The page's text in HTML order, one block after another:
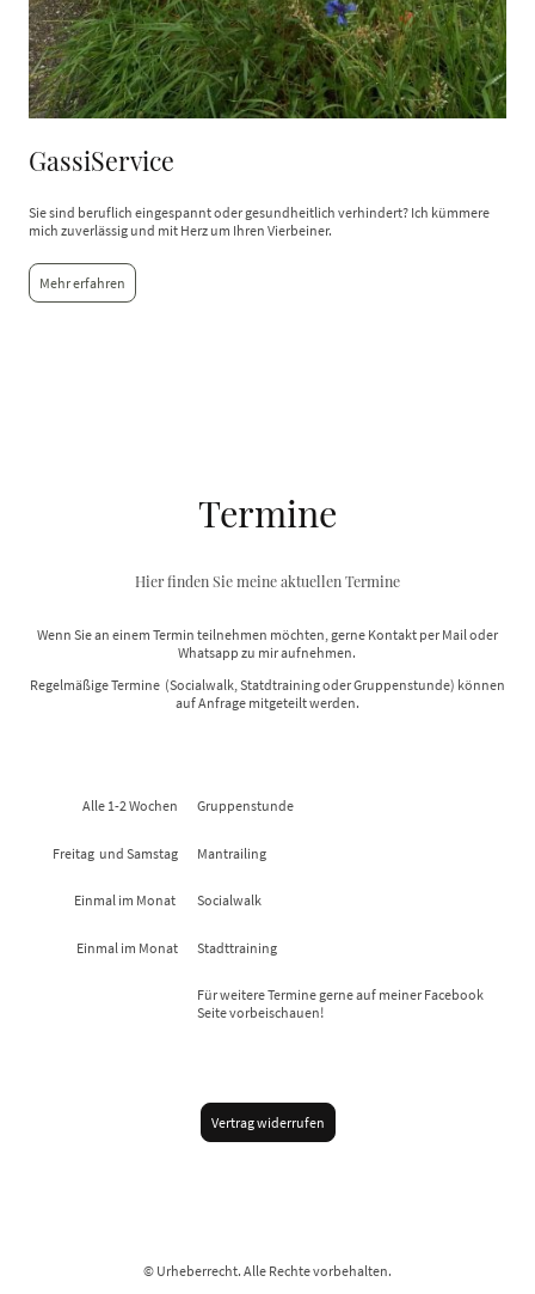
GassiService
Sie sind beruflich eingespannt oder gesundheitlich verhindert? Ich kümmere
mich zuverlässig und mit Herz um Ihren Vierbeiner.
Mehr erfahren
Termine
Hier finden Sie meine aktuellen Termine
Wenn Sie an einem Termin teilnehmen möchten, gerne Kontakt per Mail oder
Whatsapp zu mir aufnehmen.
Regelmäßige Termine (Socialwalk, Statdtraining oder Gruppenstunde) können
auf Anfrage mitgeteilt werden.
Alle 1-2 Wochen Gruppenstunde
Freitag und Samstag Mantrailing
Einmal im Monat Socialwalk
Einmal im Monat Stadttraining
Für weitere Termine gerne auf meiner Facebook
Seite vorbeischauen!
Vertrag widerrufen
© Urheberrecht. Alle Rechte vorbehalten.